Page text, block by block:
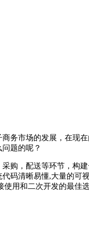
务市场的发展，在现
题的呢？
购，配送等环节，构
代码清晰易懂,大量的可
用和二次开发的最佳选